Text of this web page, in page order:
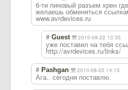
6-ти пиновый разъем хрен
желаешь обменяться
www.avrdevices.ru
# Guest 2010-08-22 13:35
уже поставил на тебя
http://avrdevices.ru/links/
# Pashgan 2010-08-22 14:15
Ага.. сегодня поставлю.